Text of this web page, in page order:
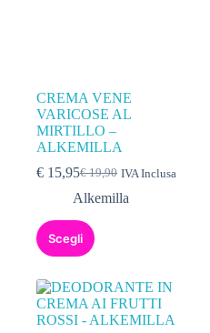
CREMA VENE
VARICOSE AL
MIRTILLO –
ALKEMILLA
€19,90
€ 15,95 IVA Inclusa
Alkemilla
Scegli